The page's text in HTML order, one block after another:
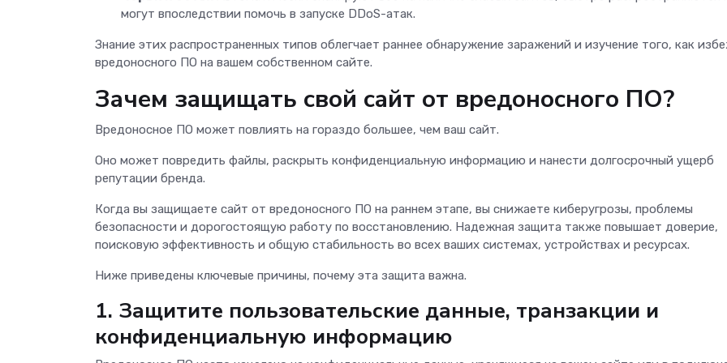
могут впоследствии помочь в запуске DDoS-атак.
Знание этих распространенных типов облегчает раннее обнаружение заражений и изучение того, как
вредоносного ПО на вашем собственном сайте.
Зачем защищать свой сайт от вредоносного ПО?
Вредоносное ПО может повлиять на гораздо большее, чем ваш сайт.
Оно может повредить файлы, раскрыть конфиденциальную информацию и нанести долгосрочный ущерб
репутации бренда.
Когда вы защищаете сайт от вредоносного ПО на раннем этапе, вы снижаете киберугрозы, проблемы
безопасности и дорогостоящую работу по восстановлению. Надежная защита также повышает доверие,
поисковую эффективность и общую стабильность во всех ваших системах, устройствах и ресурсах.
Ниже приведены ключевые причины, почему эта защита важна.
1. Защитите пользовательские данные, транзакции и
конфиденциальную информацию